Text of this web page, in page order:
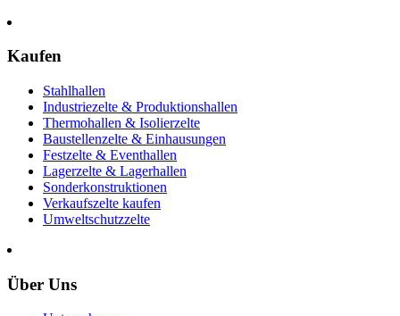
Kaufen
Stahlhallen
Industriezelte & Produktionshallen
Thermohallen & Isolierzelte
Baustellenzelte & Einhausungen
Festzelte & Eventhallen
Lagerzelte & Lagerhallen
Sonderkonstruktionen
Verkaufszelte kaufen
Umweltschutzzelte
Über Uns